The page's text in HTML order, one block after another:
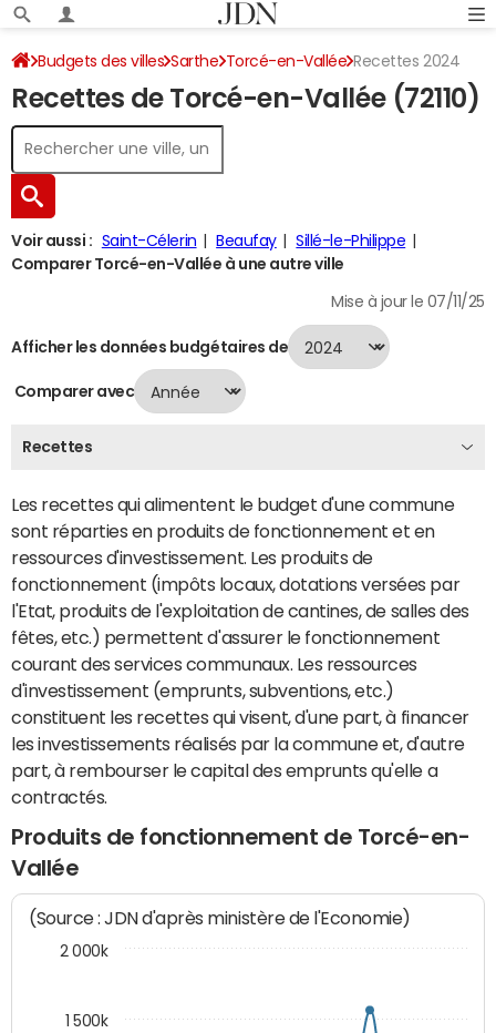
Budgets des villes Sarthe Torcé-en-Vallée Recettes 2024
Recettes de Torcé-en-Vallée (72110)
Voir aussi : Saint-Célerin Beaufay
Sillé-le-Philippe
Comparer Torcé-en-Vallée à une autre ville
Mise à jour le 07/11/25
Afficher les données budgétaires de
Comparer avec
Recettes
Les recettes qui alimentent le budget d'une commune
sont réparties en produits de fonctionnement et en
ressources d'investissement. Les produits de
fonctionnement (impôts locaux, dotations versées par
l'Etat, produits de l'exploitation de cantines, de salles des
fêtes, etc.) permettent d'assurer le fonctionnement
courant des services communaux. Les ressources
d'investissement (emprunts, subventions, etc.)
constituent les recettes qui visent, d'une part, à financer
les investissements réalisés par la commune et, d'autre
part, à rembourser le capital des emprunts qu'elle a
contractés.
Produits de fonctionnement de Torcé-en-
Vallée
(Source : JDN d'après ministère de l'Economie)
1 500k
2 000k